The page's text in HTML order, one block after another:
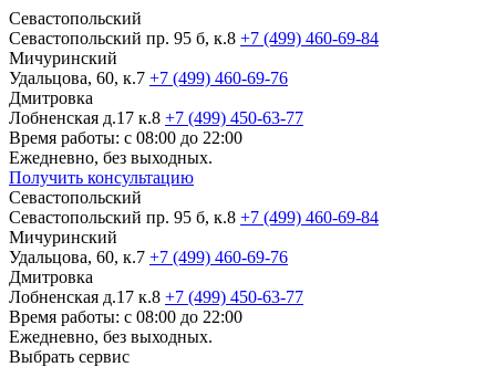
Севастопольский
Севастопольский пр. 95 б, к.8 +7 (499) 460-69-84
Мичуринский
Удальцова, 60, к.7 +7 (499) 460-69-76
Дмитровка
Лобненская д.17 к.8 +7 (499) 450-63-77
Время работы: с 08:00 до 22:00
Ежедневно, без выходных.
Получить консультацию
Севастопольский
Севастопольский пр. 95 б, к.8 +7 (499) 460-69-84
Мичуринский
Удальцова, 60, к.7 +7 (499) 460-69-76
Дмитровка
Лобненская д.17 к.8 +7 (499) 450-63-77
Время работы: с 08:00 до 22:00
Ежедневно, без выходных.
Выбрать сервис